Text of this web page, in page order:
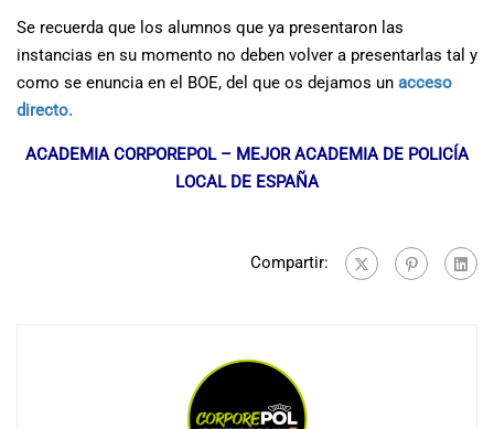
Se recuerda que los alumnos que ya presentaron las
instancias en su momento no deben volver a presentarlas tal y
como se enuncia en el BOE, del que os dejamos un acceso
directo.
ACADEMIA CORPOREPOL – MEJOR ACADEMIA DE POLICÍA
LOCAL DE ESPAÑA
Compartir: